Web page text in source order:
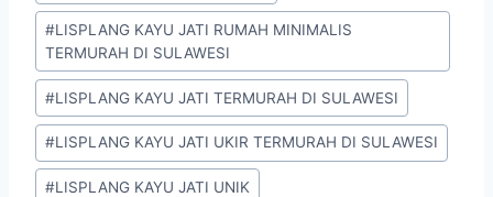
#LISPLANG KAYU JATI RUMAH MINIMALIS
TERMURAH DI SULAWESI
#LISPLANG KAYU JATI TERMURAH DI SULAWESI
#LISPLANG KAYU JATI UKIR TERMURAH DI SULAWESI
#LISPLANG KAYU JATI UNIK